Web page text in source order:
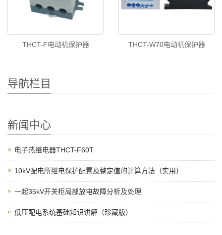
THCT-F电动机保护器 THCT-W70电动机保护器
导航栏目
新闻中心
电子热继电器THCT-F60T
10kV配电所继电保护配置及整定值的计算方法（实用）
一起35kV开关柜局部放电故障分析及处理
低压配电系统基础知识讲解（珍藏版）